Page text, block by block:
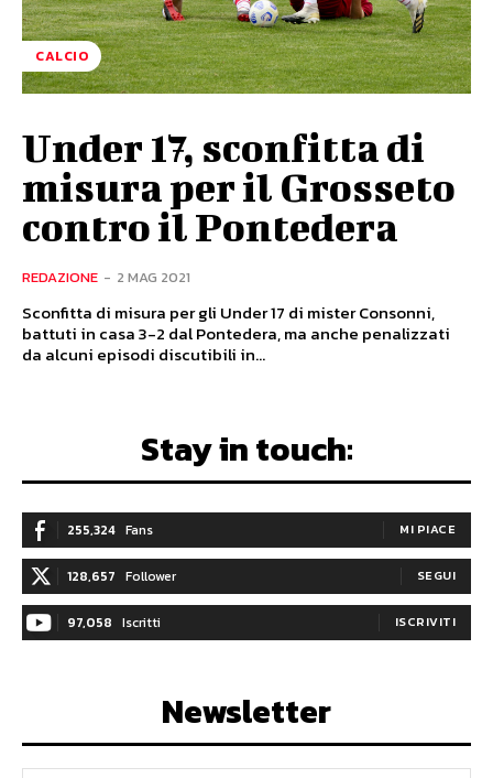
CALCIO
Under 17, sconfitta di
misura per il Grosseto
contro il Pontedera
REDAZIONE - 2 MAG 2021
Sconfitta di misura per gli Under 17 di mister Consonni,
battuti in casa 3-2 dal Pontedera, ma anche penalizzati
da alcuni episodi discutibili in...
Stay in touch:
255,324 Fans MI PIACE
128,657 Follower SEGUI
97,058 Iscritti ISCRIVITI
Newsletter